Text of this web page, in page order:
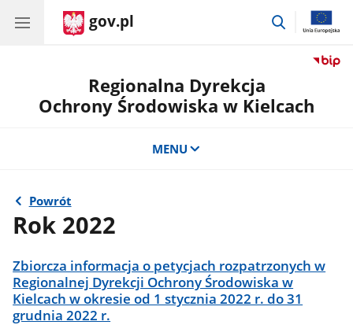
gov.pl
przejdź
Regionalna Dyrekcja
Ochrony Środowiska w Kielcach
MENU
Powrót
Rok 2022
Zbiorcza informacja o petycjach rozpatrzonych w
Regionalnej Dyrekcji Ochrony Środowiska w
Kielcach w okresie od 1 stycznia 2022 r. do 31
grudnia 2022 r.